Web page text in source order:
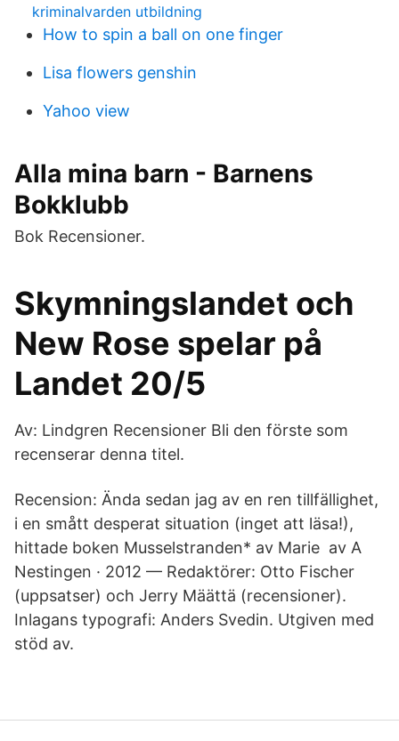
kriminalvarden utbildning
How to spin a ball on one finger
Lisa flowers genshin
Yahoo view
Alla mina barn - Barnens
Bokklubb
Bok Recensioner.
Skymningslandet och
New Rose spelar på
Landet 20/5
Av: Lindgren Recensioner Bli den förste som
recenserar denna titel.
Recension: Ända sedan jag av en ren tillfällighet,
i en smått desperat situation (inget att läsa!),
hittade boken Musselstranden* av Marie av A
Nestingen · 2012 — Redaktörer: Otto Fischer
(uppsatser) och Jerry Määttä (recensioner).
Inlagans typografi: Anders Svedin. Utgiven med
stöd av.